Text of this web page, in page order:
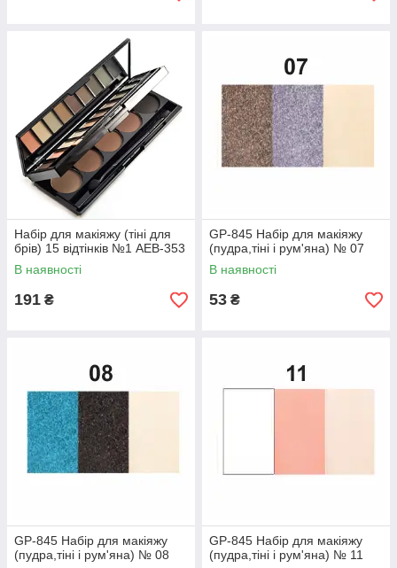
Набір для макіяжу (тіні для
брів) 15 відтінків №1 AEB-353
В наявності
191 ₴
GP-845 Набір для макіяжу
(пудра,тіні і рум'яна) № 07
В наявності
53 ₴
GP-845 Набір для макіяжу
(пудра,тіні і рум'яна) № 08
GP-845 Набір для макіяжу
(пудра,тіні і рум'яна) № 11